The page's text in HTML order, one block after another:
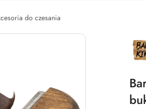
do czesania
KING